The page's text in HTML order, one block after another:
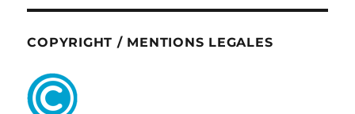
COPYRIGHT / MENTIONS LEGALES